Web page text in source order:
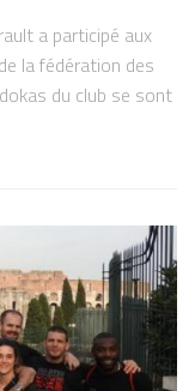
a participé aux
la fédération des
du club se sont